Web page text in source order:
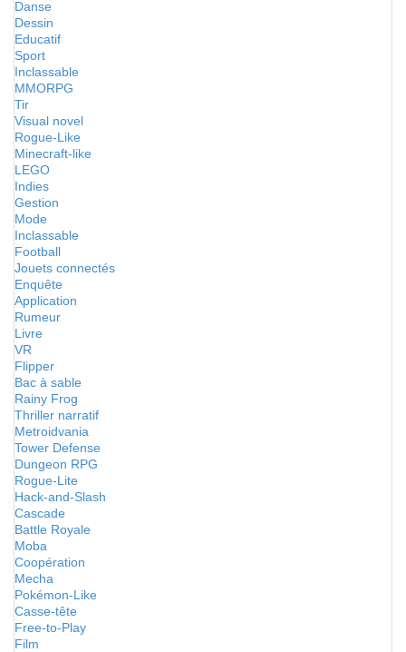
Danse
Dessin
Educatif
Sport
Inclassable
MMORPG
Tir
Visual novel
Rogue-Like
Minecraft-like
LEGO
Indies
Gestion
Mode
Inclassable
Football
Jouets connectés
Enquête
Application
Rumeur
Livre
VR
Flipper
Bac à sable
Rainy Frog
Thriller narratif
Metroidvania
Tower Defense
Dungeon RPG
Rogue-Lite
Hack-and-Slash
Cascade
Battle Royale
Moba
Coopération
Mecha
Pokémon-Like
Casse-tête
Free-to-Play
Film